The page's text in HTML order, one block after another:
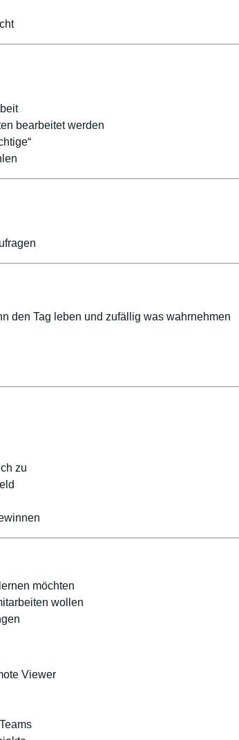
bearbeitet werden
den Tag leben und zufällig was wahrnehmen
zu
möchten
wollen
Viewer